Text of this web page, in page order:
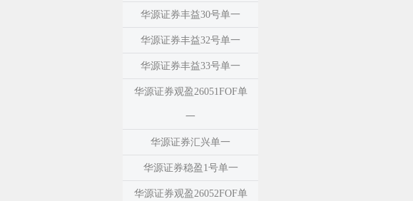
华源证券丰益30号单一
华源证券丰益32号单一
华源证券丰益33号单一
华源证券观盈26051FOF单
一
华源证券汇兴单一
华源证券稳盈1号单一
华源证券观盈26052FOF单